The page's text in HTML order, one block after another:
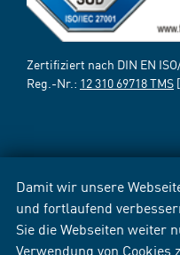
Damit wir unsere
und fortlaufend
Sie die Webseiten weiter
Verwendung von Cookies
Zertifiziert nach DIN EN
Reg.-Nr.: 12 310 69718 TMS